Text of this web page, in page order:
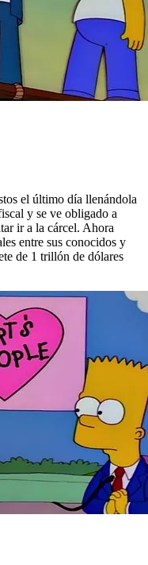
el último día llenándola
y se ve obligado a
ir a la cárcel. Ahora
entre sus conocidos y
de 1 trillón de dólares